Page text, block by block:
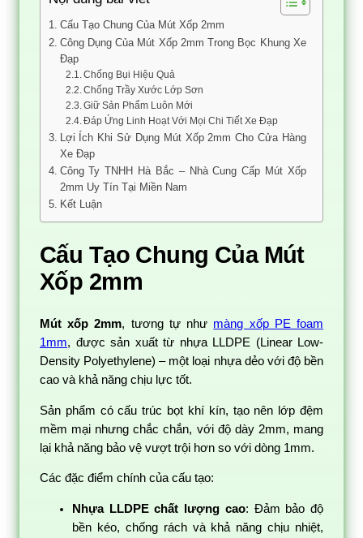
Cấu Tạo Chung Của Mút Xốp 2mm
Công Dụng Của Mút Xốp 2mm Trong Bọc Khung Xe
Đạp
Chống Bụi Hiệu Quả
Chống Trầy Xước Lớp Sơn
Giữ Sản Phẩm Luôn Mới
Đáp Ứng Linh Hoạt Với Mọi Chi Tiết Xe Đạp
Lợi Ích Khi Sử Dụng Mút Xốp 2mm Cho Cửa Hàng
Xe Đạp
Công Ty TNHH Hà Bắc – Nhà Cung Cấp Mút Xốp
2mm Uy Tín Tại Miền Nam
Kết Luận
Cấu Tạo Chung Của Mút
Xốp 2mm
Mút xốp 2mm, tương tự như màng xốp PE foam
1mm, được sản xuất từ nhựa LLDPE (Linear Low-
Density Polyethylene) – một loại nhựa dẻo với độ bền
cao và khả năng chịu lực tốt.
Sản phẩm có cấu trúc bọt khí kín, tạo nên lớp đệm
mềm mại nhưng chắc chắn, với độ dày 2mm, mang
lại khả năng bảo vệ vượt trội hơn so với dòng 1mm.
Các đặc điểm chính của cấu tạo:
Nhựa LLDPE chất lượng cao: Đảm bảo độ
bền kéo, chống rách và khả năng chịu nhiệt,